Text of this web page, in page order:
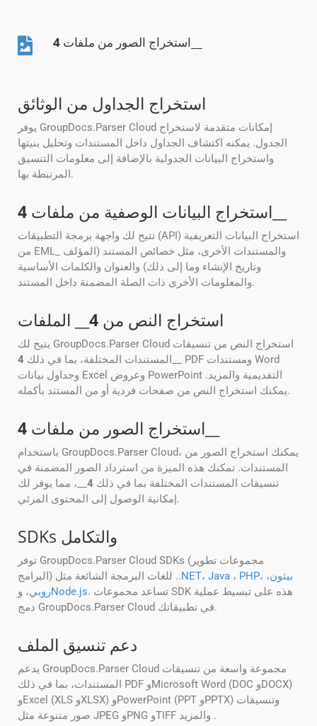
استخراج الصور من ملفات 4
استخراج الجداول من الوثائق
يوفر GroupDocs.Parser Cloud إمكانات متقدمة لاستخراج
الجدول. يمكنه اكتشاف الجداول داخل المستندات وتحليل بنيتها
واستخراج البيانات الجدولية بالإضافة إلى معلومات التنسيق
المرتبطة بها.
استخراج البيانات الوصفية من ملفات 4
تتيح لك واجهة برمجة التطبيقات (API) استخراج البيانات التعريفية
من EML_ والمستندات الأخرى، مثل خصائص المستند (المؤلف
وتاريخ الإنشاء وما إلى ذلك) والعنوان والكلمات الأساسية
والمعلومات الأخرى ذات الصلة المضمنة داخل المستند.
استخراج النص من 4 __ الملفات
يتيح لك GroupDocs.Parser Cloud استخراج النص من تنسيقات
المستندات المختلفة، بما في ذلك 4
__ PDF ومستندات Word
وجداول بيانات Excel وعروض PowerPoint التقديمية والمزيد.
يمكنك استخراج النص من صفحات فردية أو من المستند بأكمله.
استخراج الصور من ملفات 4
باستخدام GroupDocs.Parser Cloud، يمكنك استخراج الصور من
المستندات. تمكنك هذه الميزة من استرداد الصور المضمنة في
تنسيقات المستندات المختلفة بما في ذلك 4 __، مما يوفر لك
إمكانية الوصول إلى المحتوى المرئي.
SDKs والتكامل
توفر GroupDocs.Parser Cloud SDKs (مجموعات تطوير
..NET، Java ، PHP، بيثون،
روبي، و Node.js. تساعد مجموعات SDK هذه على تبسيط عملية
دمج GroupDocs.Parser Cloud في تطبيقاتك.
دعم تنسيق الملف
يدعم GroupDocs.Parser Cloud مجموعة واسعة من تنسيقات
المستندات، بما في ذلك PDF وMicrosoft Word (DOC وDOCX)
وExcel (XLS وXLSX) وPowerPoint (PPT وPPTX) وتنسيقات
صور متنوعة مثل JPEG وPNG وTIFF والمزيد .